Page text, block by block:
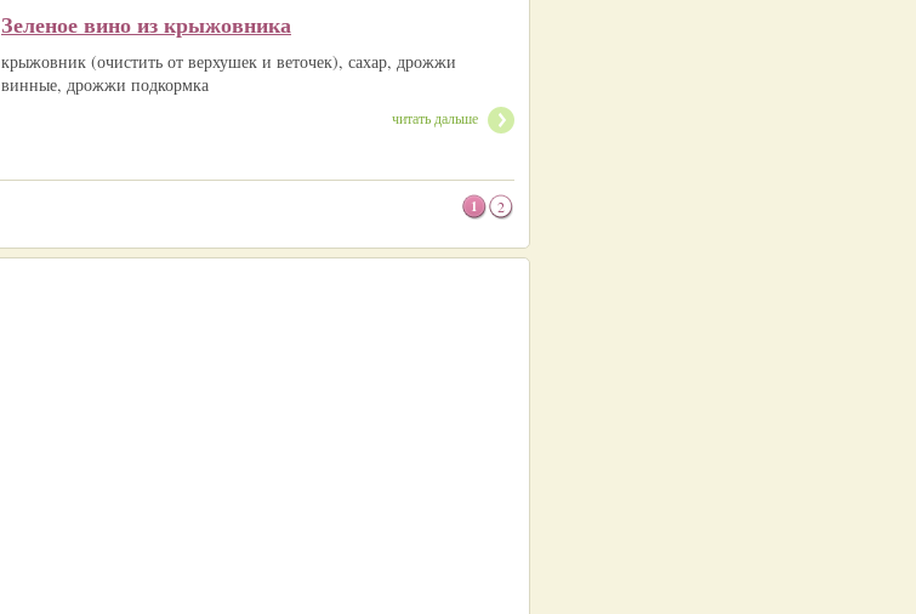
Зеленое вино из крыжовника
крыжовник (очистить от верхушек и веточек), сахар, дрожжи
винные, дрожжи подкормка
читать дальше
1 2